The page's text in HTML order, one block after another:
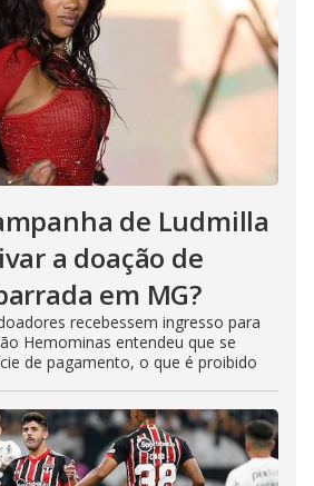
de Ludmilla
a doação de
em MG?
recebessem ingresso para
Hemominas entendeu que se
de pagamento, o que é proibido